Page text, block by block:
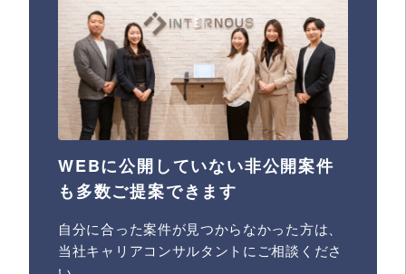
WEBに公開していない非公開案件
も多数ご提案できます
自分に合った案件が見つからなかった方は、
当社キャリアコンサルタントにご相談くださ